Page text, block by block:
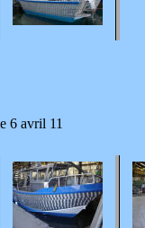
6 avril 11